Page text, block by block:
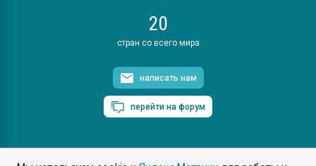
20
стран со всего мира
написать нам
перейти на форум